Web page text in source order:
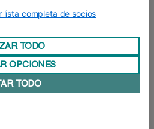
Digital
el I CONCURSO DE
de las especialidades
lista completa de socios
TODO
OPCIONES
TODO